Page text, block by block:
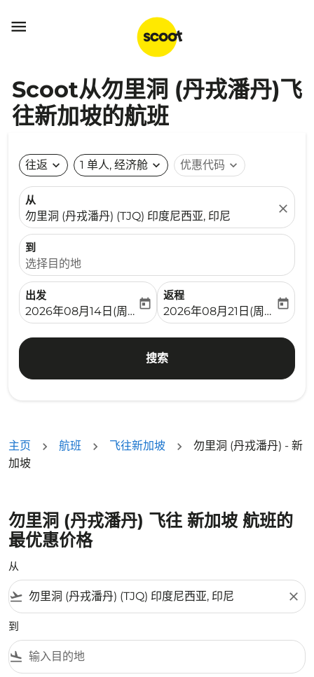

Scoot从勿里洞 (丹戎潘丹)飞
往新加坡的航班
往返 expand_more 1 单人, 经济舱 expand_more 优惠代码 expand_more
从
勿里洞 (丹戎潘丹) (TJQ) 印度尼西亚, 印尼
close
到
选择目的地
出发
fc-booking-departure-date-aria-label
2026年08月14日(周五)
today
返程
fc-booking-return-date-
2026年08月21日(周五)
today
搜索
主页 航班 飞往新加坡
勿里洞 (丹戎潘丹) - 新
加坡
勿里洞 (丹戎潘丹) 飞往 新加坡 航班的
最优惠价格
从
flight_takeoff close
到
flight_land